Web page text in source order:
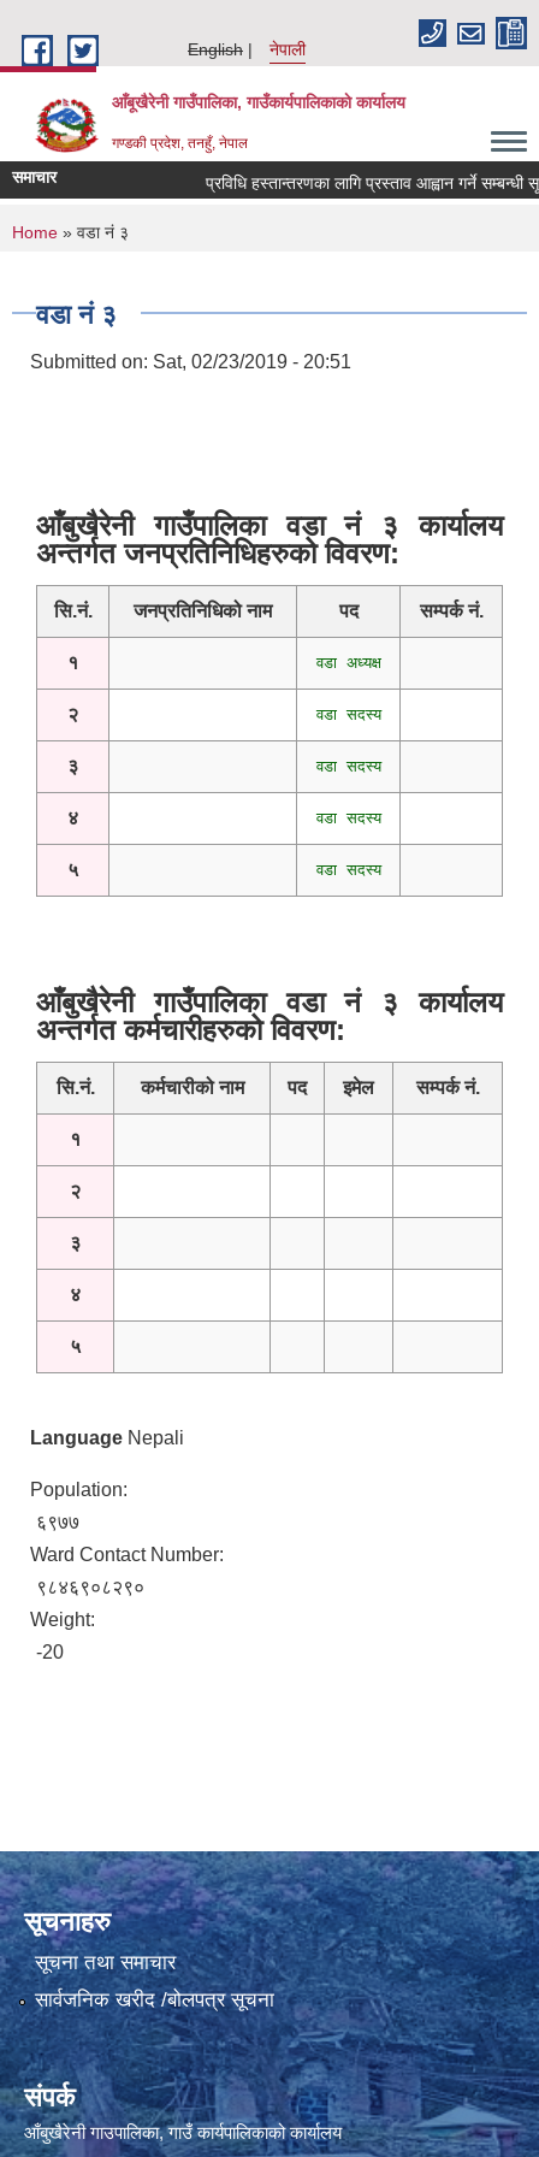
English
नेपाली
आँबूखैरेनी गाउँपालिका, गाउँकार्यपालिकाकाे कार्यालय
गण्डकी प्रदेश, तनहुँ, नेपाल
समाचार प्रविधि हस्तान्तरणका लागि प्रस्ताव आह्वान गर्ने सम्बन्धी
You are here
Home » वडा नं ३
वडा नं ३
Submitted on: Sat, 02/23/2019 - 20:51
आँबुखैरेनी गाउँपालिका वडा नं ३ कार्यालय
अन्तर्गत जनप्रतिनिधिहरुको विवरण:
सि.नं. जनप्रतिनिधिको नाम पद सम्पर्क नं.
१ वडा अध्यक्ष
२ वडा सदस्य
३ वडा सदस्य
४ वडा सदस्य
५ वडा सदस्य
आँबुखैरेनी गाउँपालिका वडा नं ३ कार्यालय
अन्तर्गत कर्मचारीहरुको विवरण:
सि.नं. कर्मचारीको नाम पद इमेल सम्पर्क नं.
१
२
३
४
५
Language Nepali
Population:
६९७७
Ward Contact Number:
९८४६९०८२९०
Weight:
-20
सूचनाहरु
सूचना तथा समाचार
सार्वजनिक खरीद /बोलपत्र सूचना
संपर्क
आँबुखैरेनी गाउपालिका, गाउँ कार्यपालिकाको कार्यालय